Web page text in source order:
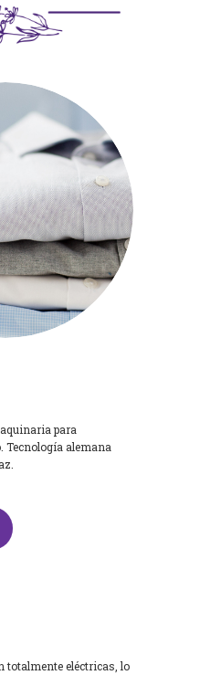
para
alemana
totalmente eléctricas, lo